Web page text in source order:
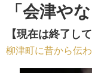
「会津や
【現在は終了し
柳津町に昔から伝